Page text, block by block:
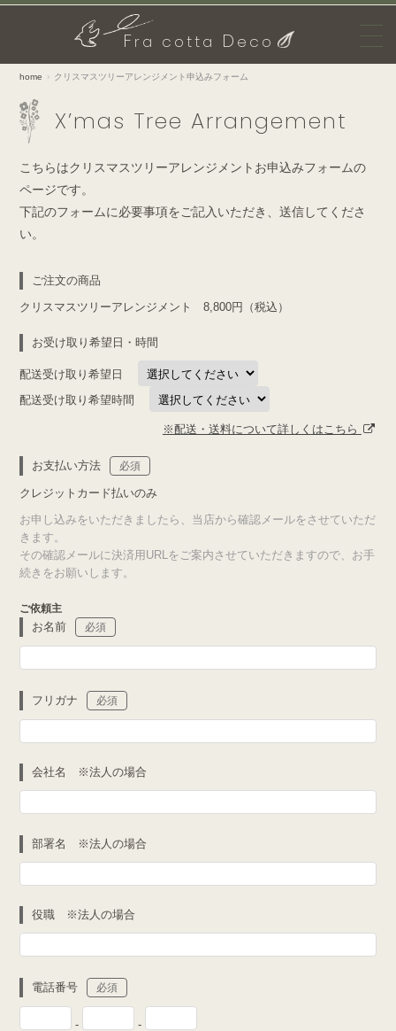
Fra cotta D eco
home クリスマスツリーアレンジメント申込みフォーム
X’mas Tree Arrangement
こちらはクリスマスツリーアレンジメントお申込みフォームの
ページです。
下記のフォームに必要事項をご記入いただき、送信してくださ
い。
ご注文の商品
クリスマスツリーアレンジメント 8,800円（税込）
お受け取り希望日・時間
配送受け取り希望日
配送受け取り希望時間
※配送・送料について詳しくはこちら
お支払い方法 必須
クレジットカード払いのみ
お申し込みをいただきましたら、当店から確認メールをさせていただ
きます。
その確認メールに決済用URLをご案内させていただきますので、お手
続きをお願いします。
ご依頼主
お名前 必須
フリガナ 必須
会社名 ※法人の場合
部署名 ※法人の場合
役職 ※法人の場合
電話番号 必須
- -